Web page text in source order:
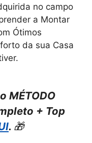
no campo
a Montar
Ótimos
da sua Casa
MÉTODO
+ Top
. 🎁